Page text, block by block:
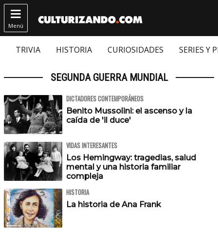

Menú
TRIVIA HISTORIA CURIOSIDADES SERIES Y
SEGUNDA GUERRA MUNDIAL
DICTADORES CONTEMPORÁNEOS
Benito Mussolini: el ascenso y la
caída de 'il duce'
VIDAS INTERESANTES
Los Hemingway: tragedias, salud
mental y una historia familiar
compleja
HISTORIA
La historia de Ana Frank